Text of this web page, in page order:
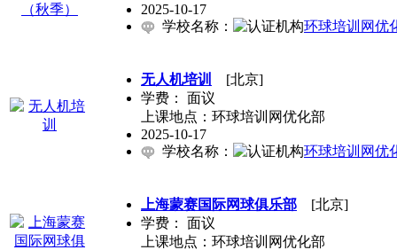
2025-10-17
学校名称：
环球培训网优
无人机培训
[北京]
学费： 面议
上课地点：环球培训网优化部
2025-10-17
学校名称：
环球培训网优
上海蒙赛国际网球俱乐部 [北京]
学费： 面议
上课地点：环球培训网优化部